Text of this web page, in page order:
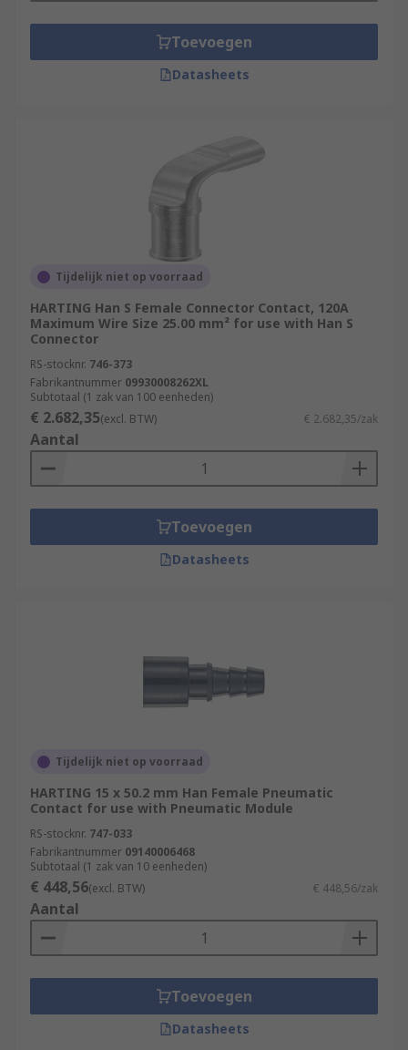
Toevoegen
Datasheets
Tijdelijk niet op voorraad
HARTING Han S Female Connector Contact, 120A
Maximum Wire Size 25.00 mm² for use with Han S
Connector
RS-stocknr. 746-373
Fabrikantnummer 09930008262XL
Subtotaal (1 zak van 100 eenheden)
€ 2.682,35(excl. BTW) € 2.682,35/zak
Aantal
Toevoegen
Datasheets
Tijdelijk niet op voorraad
HARTING 15 x 50.2 mm Han Female Pneumatic
Contact for use with Pneumatic Module
RS-stocknr. 747-033
Fabrikantnummer 09140006468
Subtotaal (1 zak van 10 eenheden)
€ 448,56(excl. BTW) € 448,56/zak
Aantal
Toevoegen
Datasheets